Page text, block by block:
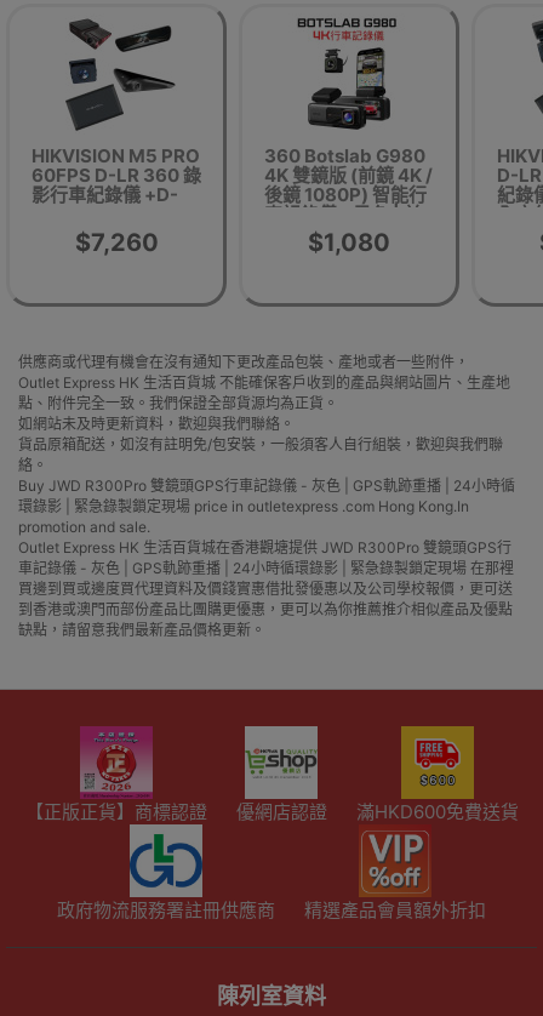
HIKVISION M5 PRO
60FPS D-LR 360 錄
影行車紀錄儀 +D-
14800mAh 外置電
池套裝 | 香港行貨 |
$7,260
360 Botslab G980
4K 雙鏡版 (前鏡 4K /
後鏡 1080P) 智能行
車記錄儀 - 黑色 | 前
鏡170°超廣角 | 雙鏡
錄影 | 香港行貨
$1,080
D-
紀錄
全方
影 |
供應商或代理有機會在沒有通知下更改產品包裝、產地或者一些附件，
Outlet Express HK 生活百貨城 不能確保客戶收到的產品與網站圖片、生產地
點、附件完全一致。我們保證全部貨源均為正貨。
如網站未及時更新資料，歡迎與我們聯絡。
貨品原箱配送，如沒有註明免/包安裝，一般須客人自行組裝，歡迎與我們聯
絡。
Buy JWD R300Pro 雙鏡頭GPS行車記錄儀 - 灰色 | GPS軌跡重播 | 24小時循
環錄影 | 緊急錄製鎖定現場 price in outletexpress .com Hong Kong.In
promotion and sale.
Outlet Express HK 生活百貨城在香港觀塘提供 JWD R300Pro 雙鏡頭GPS行
車記錄儀 - 灰色 | GPS軌跡重播 | 24小時循環錄影 | 緊急錄製鎖定現場 在那裡
買邊到買或邊度買代理資料及價錢實惠借批發優惠以及公司學校報價，更可送
到香港或澳門而部份產品比團購更優惠，更可以為你推薦推介相似產品及優點
缺點，請留意我們最新產品價格更新。
【正版正貨】商標認證 優網店認證 滿HKD600免費送貨
政府物流服務署註冊供應商 精選產品會員額外折扣
陳列室資料